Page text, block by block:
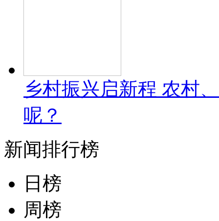
乡村振兴启新程 农村
呢？
新闻排行榜
日榜
周榜